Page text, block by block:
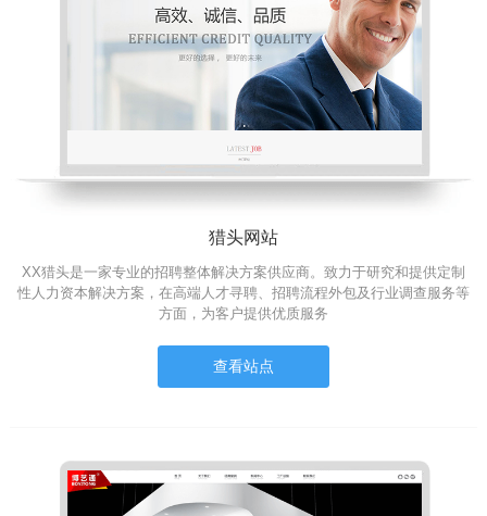
猎头网站
XX猎头是一家专业的招聘整体解决方案供应商。致力于研究和提供定制
性人力资本解决方案，在高端人才寻聘、招聘流程外包及行业调查服务等
方面，为客户提供优质服务
查看站点